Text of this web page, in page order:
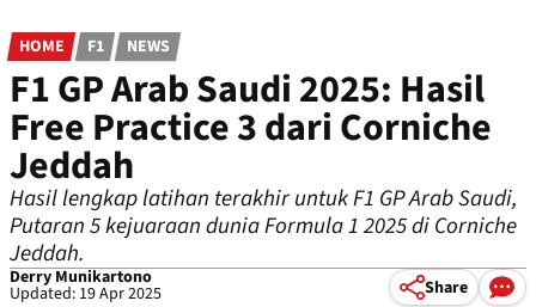
HOME F1 NEWS
F1 GP Arab Saudi 2025: Hasil
Free Practice 3 dari Corniche
Jeddah
Hasil lengkap latihan terakhir untuk F1 GP Arab Saudi,
Putaran 5 kejuaraan dunia Formula 1 2025 di Corniche
Jeddah.
Derry Munikartono
Updated: 19 Apr 2025 Share